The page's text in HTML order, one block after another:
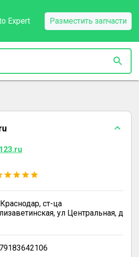
Expert Разместить запчасти
ст-ца
ул Центральная, д